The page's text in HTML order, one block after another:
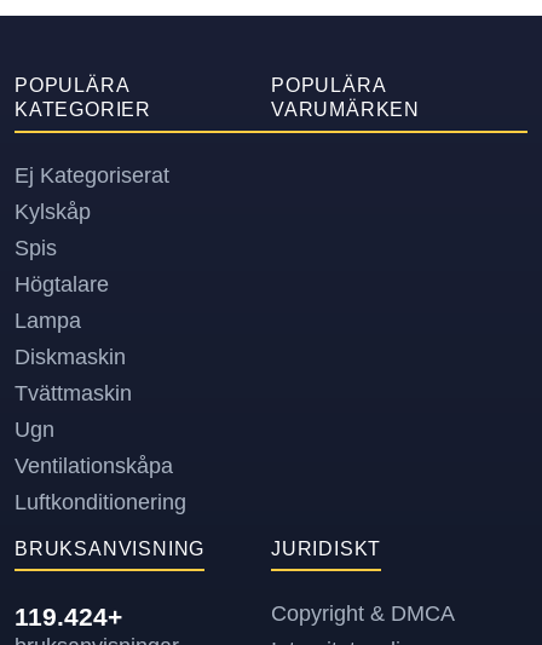
POPULÄRA
KATEGORIER
Ej Kategoriserat
Kylskåp
Spis
Högtalare
Lampa
Diskmaskin
Tvättmaskin
Ugn
Ventilationskåpa
Luftkonditionering
POPULÄRA
VARUMÄRKEN
BRUKSANVISNING
119.424+
JURIDISKT
Copyright & DMCA